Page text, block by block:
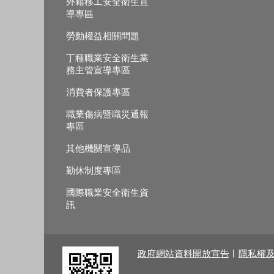
導專區
勞動權益相關問題
丁種職業安全衛生業
務主管宣導專區
消費者保護專區
職業傷病暨職災通報
專區
其他機關宣導品
勤休制度專區
國際職業安全衛生資
訊
政府網站資料開放宣告 隱私權